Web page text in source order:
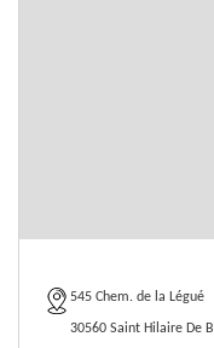
545 Chem. de la Légué
30560 Saint Hilaire De